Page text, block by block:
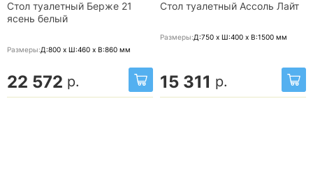
Стол туалетный Берже 21
ясень белый
Размеры:Д:800 x Ш:460 x В:860 мм
22 572 р.
Стол туалетный Ассоль Лайт
Размеры:Д:750 x Ш:400 x В:1500 мм
15 311 р.